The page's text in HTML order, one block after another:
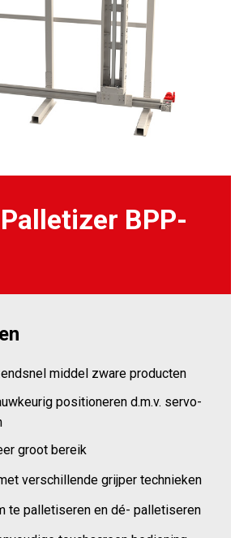
BPP-
middel zware producten
positioneren d.m.v. servo-
groot bereik
verschillende grijper technieken
te palletiseren en dé- palletiseren